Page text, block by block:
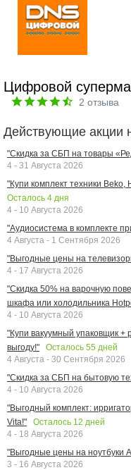
Цифровой
2 отзыва
Действующие акции
"Скидка за СБП на товары
4 - 31 Августа 2026
"Купи комплект техники Beko,
Осталось 4 дня
4 - 10 Августа 2026
"Аудиосистема в комплекте
4 Августа - 1 Сентября 2026
"Выгодные цены на
4 - 17 Августа 2026
"Скидка 50% на варочную
шкафа или холодильника
4 - 10 Августа 2026
"Купи вакуумный упаковщик +
выгоду!"
Осталось 55 дней
4 Августа - 30 Сентября 2026
"Скидка за СБП на бытовую
4 - 10 Августа 2026
"Выгодный комплект:
Vita!"
Осталось 12 дней
4 - 18 Августа 2026
"Выгодные цены на ноутбуки
3 - 16 Августа 2026